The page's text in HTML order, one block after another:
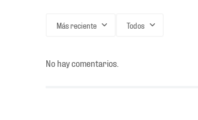
Más reciente Todos
No hay comentarios.